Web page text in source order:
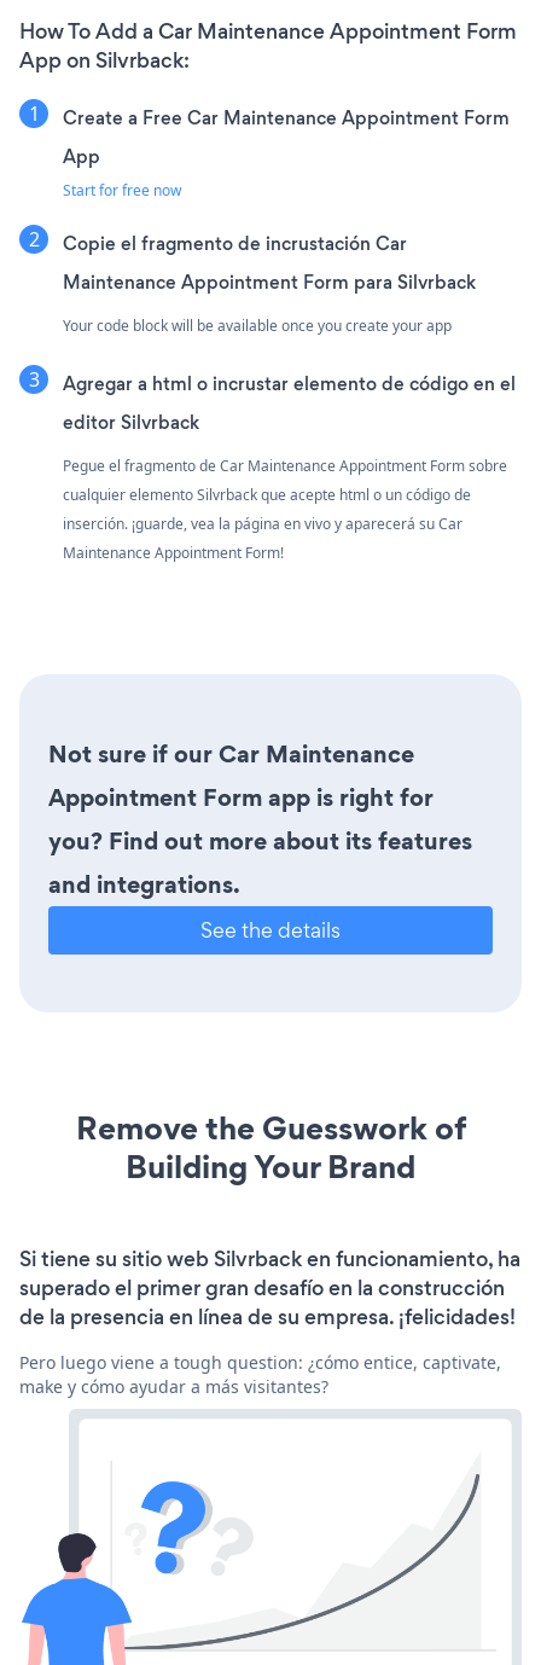
How To Add a Car Maintenance Appointment Form
App on Silvrback:
Create a Free Car Maintenance Appointment Form
App
Start for free now
Copie el fragmento de incrustación Car
Maintenance Appointment Form para Silvrback
Your code block will be available once you create your app
Agregar a html o incrustar elemento de código en el
editor Silvrback
Pegue el fragmento de Car Maintenance Appointment Form sobre
cualquier elemento Silvrback que acepte html o un código de
inserción. ¡guarde, vea la página en vivo y aparecerá su Car
Maintenance Appointment Form!
Not sure if our Car Maintenance
Appointment Form app is right for
you? Find out more about its features
and integrations.
See the details
Remove the Guesswork of
Building Your Brand
Si tiene su sitio web Silvrback en funcionamiento, ha
superado el primer gran desafío en la construcción
de la presencia en línea de su empresa. ¡felicidades!
Pero luego viene a tough question: ¿cómo entice, captivate,
make y cómo ayudar a más visitantes?